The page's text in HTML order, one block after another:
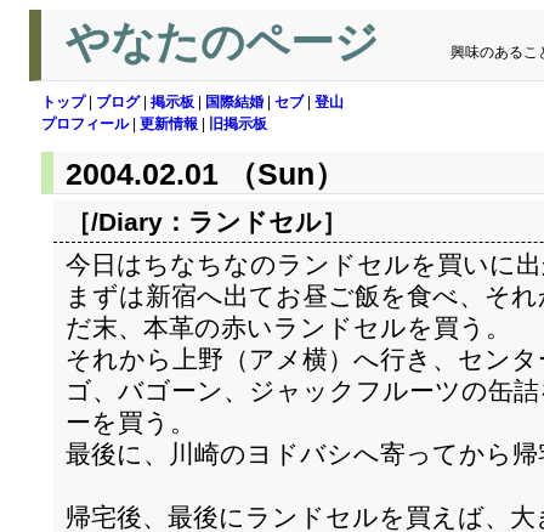
やなたのページ 興味のあるこ
トップ| ブログ| 掲示板 国際結婚 セブ| 登山
プロフィール| 更新情報 旧掲示板
2004.02.01 （Sun）
［/Diary： ランドセル］
今日はちなちなのランドセルを買いに
まずは新宿へ出てお昼ご飯を食べ、そ
だ末、本革の赤いランドセルを買う。
それから上野（アメ横）へ行き、セン
ゴ、バゴーン、ジャックフルーツの缶
ーを買う。
最後に、川崎のヨドバシへ寄ってから帰
帰宅後、最後にランドセルを買えば、